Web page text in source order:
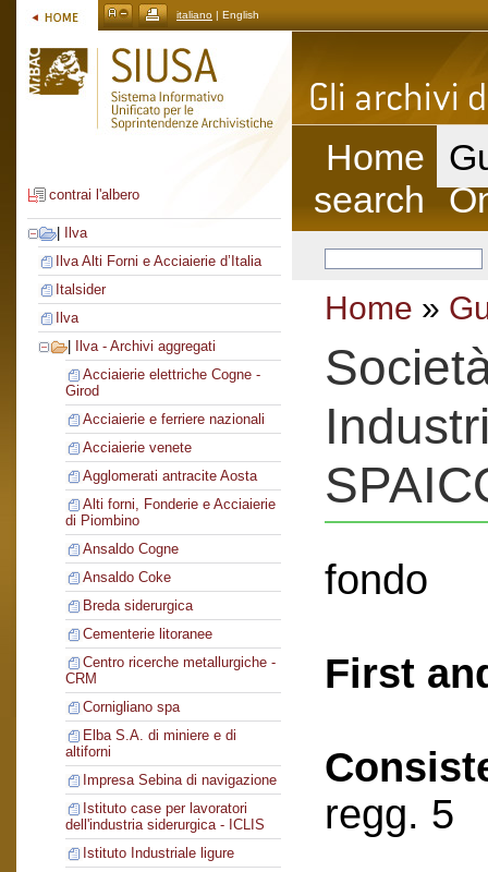
italiano | English
contrai l'albero
Ilva
Ilva Alti Forni e Acciaierie d’Italia
Italsider
Ilva
Ilva - Archivi aggregati
Acciaierie elettriche Cogne -
Girod
Acciaierie e ferriere nazionali
Acciaierie venete
Agglomerati antracite Aosta
Alti forni, Fonderie e Acciaierie
di Piombino
Ansaldo Cogne
Ansaldo Coke
Breda siderurgica
Cementerie litoranee
Centro ricerche metallurgiche -
CRM
Cornigliano spa
Elba S.A. di miniere e di
altiforni
Impresa Sebina di navigazione
Istituto case per lavoratori
dell'industria siderurgica - ICLIS
Istituto Industriale ligure
Home
search
Home »
fondo
First
regg. 5